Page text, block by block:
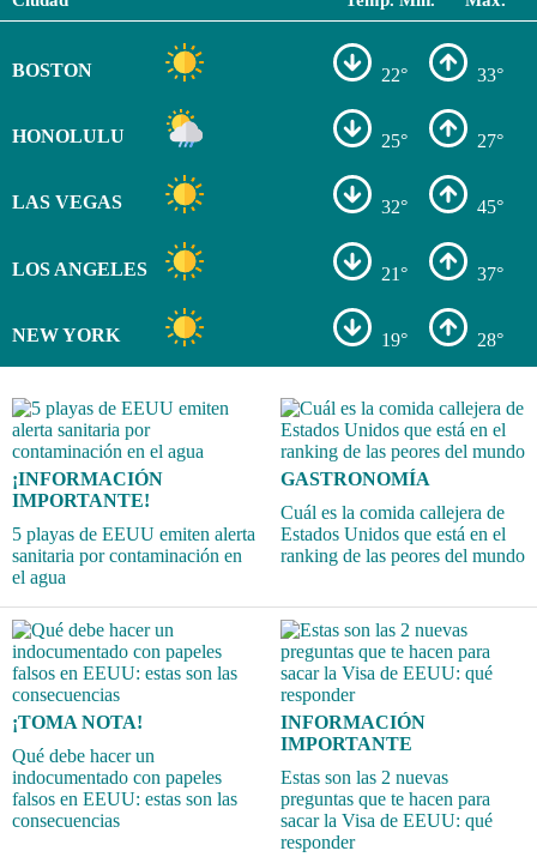
BOSTON 22° 33°
HONOLULU 25° 27°
LAS VEGAS 32° 45°
LOS ANGELES 21° 37°
NEW YORK 19° 28°
¡INFORMACIÓN
IMPORTANTE!
5 playas de EEUU emiten alerta
sanitaria por contaminación en
el agua
GASTRONOMÍA
Cuál es la comida callejera de
Estados Unidos que está en el
ranking de las peores del mundo
¡TOMA NOTA!
Qué debe hacer un
indocumentado con papeles
falsos en EEUU: estas son las
consecuencias
INFORMACIÓN
IMPORTANTE
Estas son las 2 nuevas
preguntas que te hacen para
sacar la Visa de EEUU: qué
responder